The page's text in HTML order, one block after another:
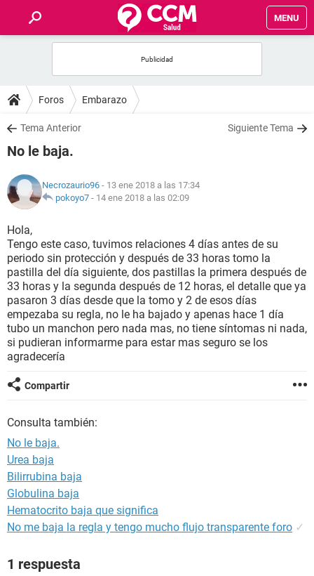
MENU
FOROS
SALUD
NUTRICIÓN
BIENESTAR
SEXUALIDAD
GLOSARIO
Foros Embarazo
Tema Anterior Siguiente Tema
No le baja.
Necrozaurio96 - 13 ene 2018 a las 17:34
pokoyo7 - 14 ene 2018 a las 02:09
Hola,
Tengo este caso, tuvimos relaciones 4 días antes de su
periodo sin protección y después de 33 horas tomo la
pastilla del día siguiente, dos pastillas la primera después de
33 horas y la segunda después de 12 horas, el detalle que ya
pasaron 3 días desde que la tomo y 2 de esos días
empezaba su regla, no le ha bajado y apenas hace 1 día
tubo un manchon pero nada mas, no tiene síntomas ni nada,
si pudieran informarme para estar mas seguro se los
agradecería
Compartir
Consulta también:
No le baja.
Urea baja
Bilirrubina baja
Globulina baja
Hematocrito baja que significa
No me baja la regla y tengo mucho flujo transparente foro ✓
1 respuesta